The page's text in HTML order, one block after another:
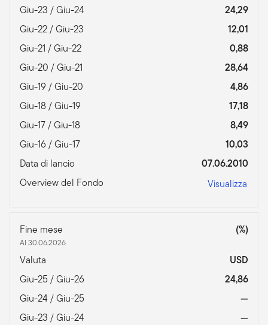
Giu-23 / Giu-24
24,29
Giu-22 / Giu-23
12,01
Giu-21 / Giu-22
0,88
Giu-20 / Giu-21
28,64
Giu-19 / Giu-20
4,86
Giu-18 / Giu-19
17,18
Giu-17 / Giu-18
8,49
Giu-16 / Giu-17
10,03
Data di lancio
07.06.2010
Overview del Fondo
Visualizza
Fine mese
Al 30.06.2026
(%)
Valuta
USD
Giu-25 / Giu-26
24,86
Giu-24 / Giu-25
—
Giu-23 / Giu-24
—